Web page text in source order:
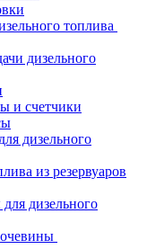
топлива
дизельного
и счетчики
дизельного
из резервуаров
дизельного